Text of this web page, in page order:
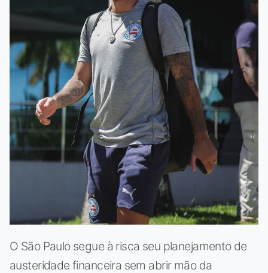
O São Paulo segue à risca seu planejamento de
austeridade financeira sem abrir mão da